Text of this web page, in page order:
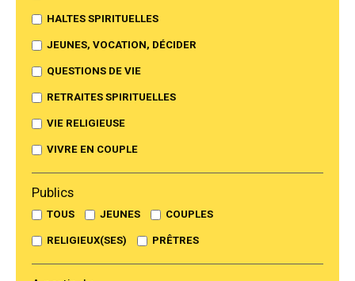
HALTES SPIRITUELLES
JEUNES, VOCATION, DÉCIDER
QUESTIONS DE VIE
RETRAITES SPIRITUELLES
VIE RELIGIEUSE
VIVRE EN COUPLE
Publics
TOUS JEUNES COUPLES
RELIGIEUX(SES) PRÊTRES